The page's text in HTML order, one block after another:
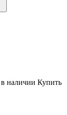
в наличии Купить